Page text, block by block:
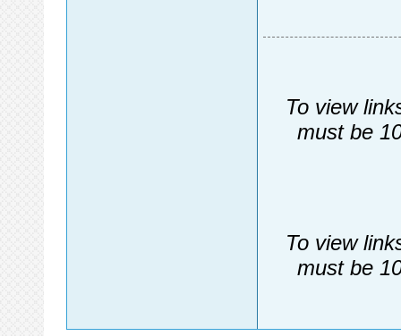
To view
must be
To view
must be